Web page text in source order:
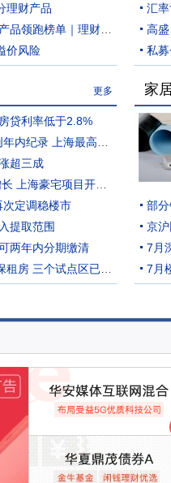
理财产品
价风险
更多
贷利率低于2.8%
超三成
定调稳楼市
提取范围
两年内分期缴清
家